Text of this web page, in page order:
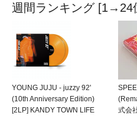
週間ランキング [1→24
YOUNG JUJU - juzzy 92'
(10th Anniversary Edition)
[2LP] KANDY TOWN LIFE
式会